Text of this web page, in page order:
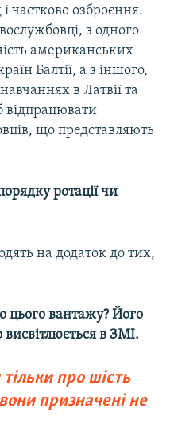
частково озброєння.
з одного
американських
Балтії, а з іншого,
в Латвії та
відпрацювати
що представляють
ротації чи
на додаток до тих,
цього вантажу? Його
висвітлюється в ЗМІ.
про шість
призначені не